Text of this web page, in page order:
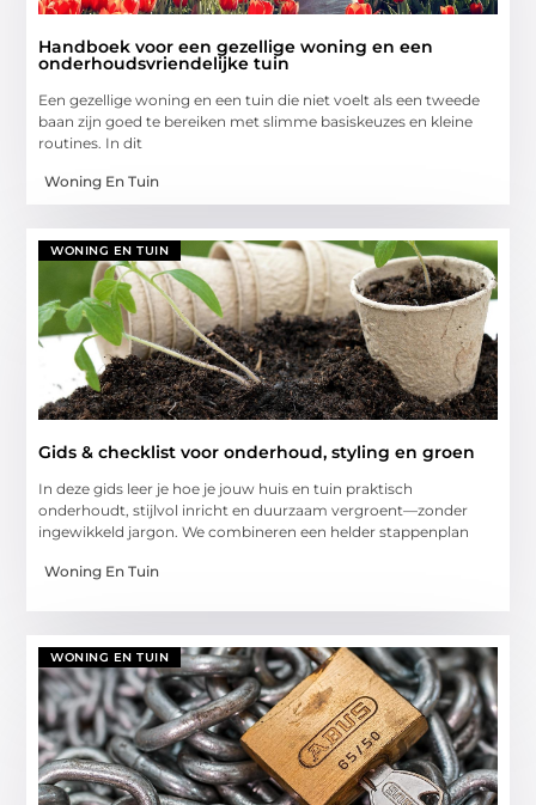
Handboek voor een gezellige woning en een
onderhoudsvriendelijke tuin
Een gezellige woning en een tuin die niet voelt als een tweede
baan zijn goed te bereiken met slimme basiskeuzes en kleine
routines. In dit
Woning En Tuin
WONING EN TUIN
Gids & checklist voor onderhoud, styling en groen
In deze gids leer je hoe je jouw huis en tuin praktisch
onderhoudt, stijlvol inricht en duurzaam vergroent—zonder
ingewikkeld jargon. We combineren een helder stappenplan
Woning En Tuin
WONING EN TUIN